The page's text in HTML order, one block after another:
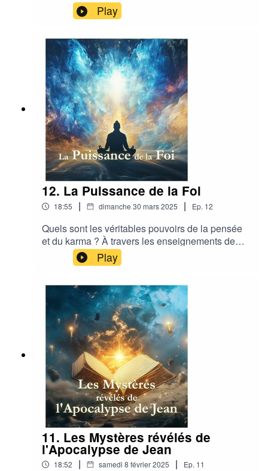
vérités ésotériques sur la réincarnation, la
résurrection et le corps de lumière, sous
de saint Paul et des Maîtres de Sagesse.
Play
12. La Puissance de la Foi
18:55 | dimanche 30 mars 2025 | Ep. 12
Quels sont les véritables pouvoirs de la pensée
et du karma ? À travers les enseignements de
Piotr Phénix, découvrez comment la réalité se
construit par nos pensées et nos actions. De
plongez dans un voyage initiatique où l’homme
peut façonner son destin et retrouver sa
connexion divine.
Play
11. Les Mystères révélés de
l'Apocalypse de Jean
18:52 | samedi 8 février 2025 | Ep. 11